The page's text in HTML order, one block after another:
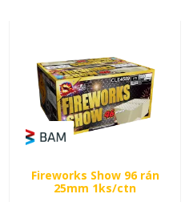
Fireworks Show 96 rán
25mm 1ks/ctn